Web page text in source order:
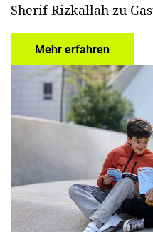
Sherif Rizkallah zu
Mehr erfahren